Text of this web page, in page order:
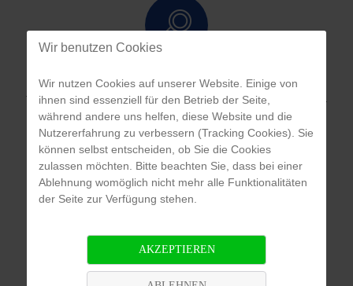
Wir erarbeiten Ihnen individuelle, kundengerechte und kosteneffiziente Lösungen.
Wir bieten Produkte international namhafter Hersteller und direkten Zugriff auf
Wir benutzen Cookies
Wir nutzen Cookies auf unserer Website. Einige von
ihnen sind essenziell für den Betrieb der Seite,
während andere uns helfen, diese Website und die
Nutzererfahrung zu verbessern (Tracking Cookies). Sie
können selbst entscheiden, ob Sie die Cookies
zulassen möchten. Bitte beachten Sie, dass bei einer
Ablehnung womöglich nicht mehr alle Funktionalitäten
der Seite zur Verfügung stehen.
AKZEPTIEREN